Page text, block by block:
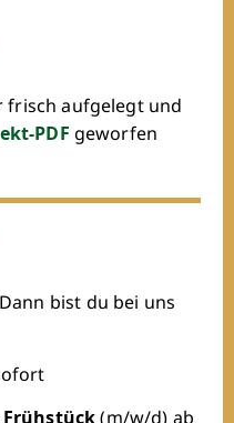
frisch aufgelegt und
PDF geworfen
bist du bei uns
Frühstück(m/w/d) ab